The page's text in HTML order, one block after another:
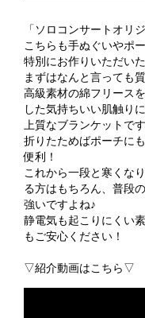
「ソロコンサートオリ
こちらも手ぬぐいやポ
特別にお作りいただい
まずはなんと言っても質
高級素材の綿フリース
した気持ちいい肌触り
上質なブランケットで
折りたためばポーチに
便利！
これから一段と寒くな
る方はもちろん、普段
強いですよね♪
静電気も起こりにくい
もご安心ください！
▽紹介動画はこちら▽